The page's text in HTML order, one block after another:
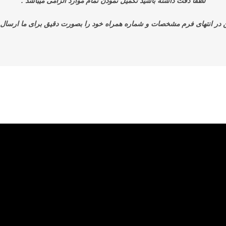
در انتهای فرم مشخصات و شماره همراه خود را بصورت دقیق برای ما ارسال